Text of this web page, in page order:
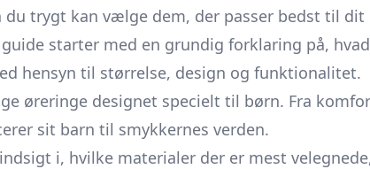
trygt kan vælge dem, der passer bedst til
starter med en grundig forklaring på,
hensyn til størrelse, design og funktionalitet.
øreringe designet specielt til børn. Fra
sit barn til smykkernes verden.
i, hvilke materialer der er mest